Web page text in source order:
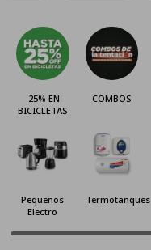
-25% EN
BICICLETAS
COMBOS
Pequeños
Electro
Termotanques